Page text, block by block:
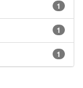
1
1
1